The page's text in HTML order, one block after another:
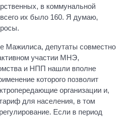
в коммунальной
их было 160. Я думаю,
Мажилиса, депутаты совместно
участии МНЭ,
и НПП нашли вполне
которого позволит
организации и,
тариф для населения, в том
Если в период